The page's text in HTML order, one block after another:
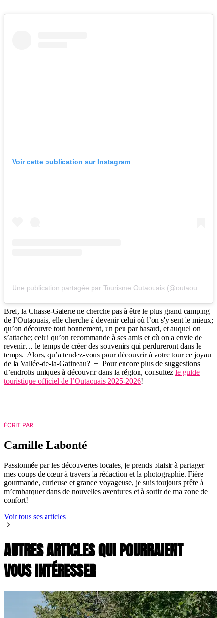
Voir cette publication sur Instagram
Bref, la Chasse-Galerie ne cherche pas à être le plus grand camping
de l’Outaouais, elle cherche à devenir celui où l’on s'y sent le mieux;
qu’on découvre tout bonnement, un peu par hasard, et auquel on
s’attache; celui qu’on recommande à ses amis et où on a envie de
revenir… le temps de créer des souvenirs qui perdureront dans le
temps. Alors, qu’attendez-vous pour découvrir à votre tour ce joyau
de la Vallée-de-la-Gatineau? + Pour encore plus de suggestions
d’endroits uniques à découvrir dans la région, consultez le guide
touristique officiel de l’Outaouais 2025-2026!
ÉCRIT PAR
Camille Labonté
Passionnée par les découvertes locales, je prends plaisir à partager
mes coups de cœur à travers la rédaction et la photographie. Fière
gourmande, curieuse et grande voyageuse, je suis toujours prête à
m’embarquer dans de nouvelles aventures et à sortir de ma zone de
confort!
Voir tous ses articles
AUTRES ARTICLES QUI POURRAIENT
VOUS INTÉRESSER